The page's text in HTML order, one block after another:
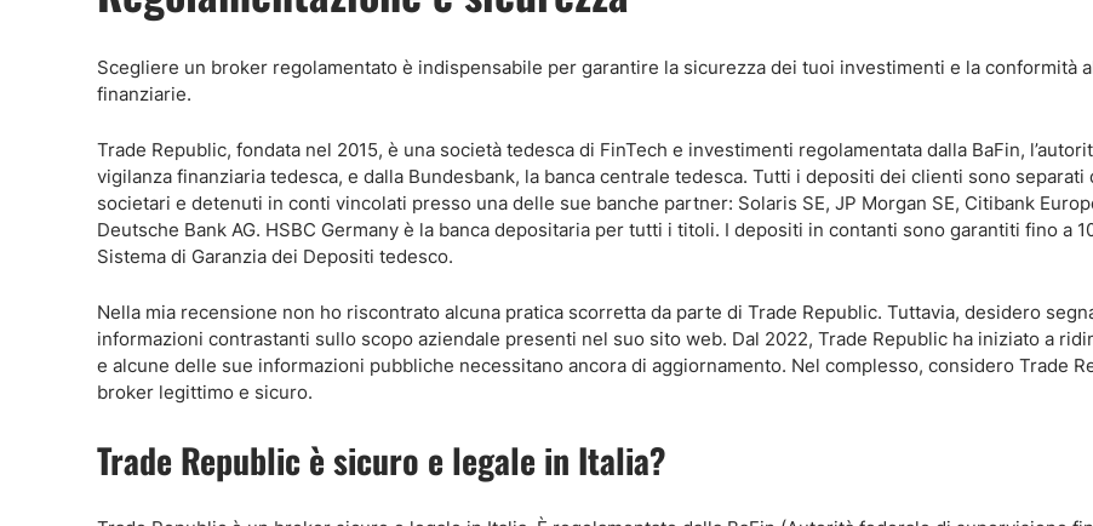
Scegliere un broker regolamentato è indispensabile per garantire la sicurezza dei tuoi investimenti e la conformità
finanziarie.
Trade Republic, fondata nel 2015, è una società tedesca di FinTech e investimenti regolamentata dalla BaFin,
vigilanza finanziaria tedesca, e dalla Bundesbank, la banca centrale tedesca. Tutti i depositi dei clienti sono separati
societari e detenuti in conti vincolati presso una delle sue banche partner: Solaris SE, JP Morgan SE, Citibank
Deutsche Bank AG. HSBC Germany è la banca depositaria per tutti i titoli. I depositi in contanti sono garantiti fino a
Sistema di Garanzia dei Depositi tedesco.
Nella mia recensione non ho riscontrato alcuna pratica scorretta da parte di Trade Republic. Tuttavia, desidero
informazioni contrastanti sullo scopo aziendale presenti nel suo sito web. Dal 2022, Trade Republic ha iniziato a
e alcune delle sue informazioni pubbliche necessitano ancora di aggiornamento. Nel complesso, considero Trade
broker legittimo e sicuro.
Trade Republic è sicuro e legale in Italia?